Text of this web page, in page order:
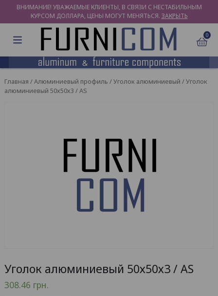
ВНИМАНИЕ! УВАЖАЕМЫЕ КЛИЕНТЫ, В СВЯЗИ С НЕСТАБИЛЬНЫМ
КУРСОМ ДОЛЛАРА, ЦЕНЫ МОГУТ МЕНЯТЬСЯ. ЗАКРЫТЬ
0
Главная /Алюминиевый профиль /Уголок алюминиевый / Уголок
алюминиевый 50х50х3 / AS
Уголок алюминиевый 50х50х3 / AS
308.46 грн.